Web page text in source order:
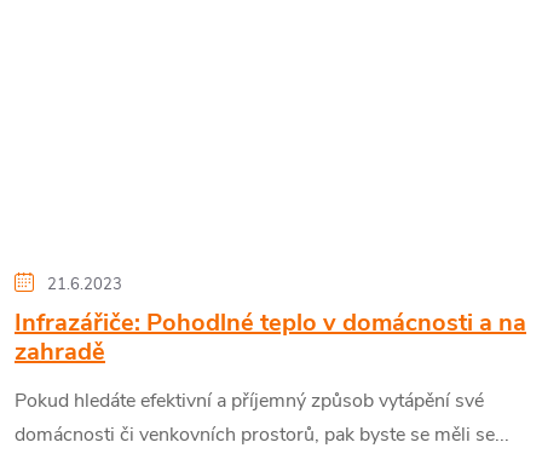
21.6.2023
Infrazářiče: Pohodlné teplo v domácnosti a na
zahradě
Pokud hledáte efektivní a příjemný způsob vytápění své
domácnosti či venkovních prostorů, pak byste se měli se...